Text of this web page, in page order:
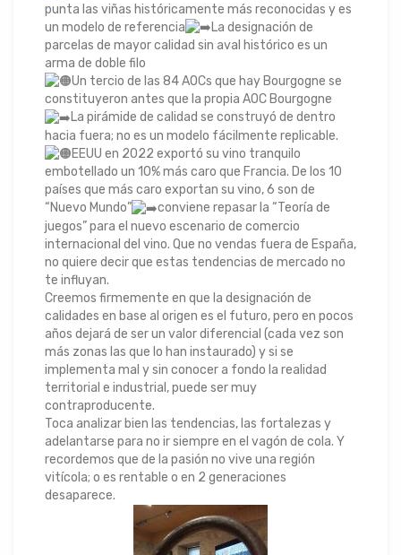
punta las viñas históricamente más reconocidas y es
un modelo de referencia
La designación de
parcelas de mayor calidad sin aval histórico es un
arma de doble filo
Un tercio de las 84 AOCs que hay Bourgogne se
constituyeron antes que la propia AOC Bourgogne
La pirámide de calidad se construyó de dentro
hacia fuera; no es un modelo fácilmente replicable.
EEUU en 2022 exportó su vino tranquilo
embotellado un 10% más caro que Francia. De los 10
países que más caro exportan su vino, 6 son de
“Nuevo Mundo”
conviene repasar la “Teoría de
juegos” para el nuevo escenario de comercio
internacional del vino. Que no vendas fuera de España,
no quiere decir que estas tendencias de mercado no
te influyan.
Creemos firmemente en que la designación de
calidades en base al origen es el futuro, pero en pocos
años dejará de ser un valor diferencial (cada vez son
más zonas las que lo han instaurado) y si se
implementa mal y sin conocer a fondo la realidad
territorial e industrial, puede ser muy
contraproducente.
Toca analizar bien las tendencias, las fortalezas y
adelantarse para no ir siempre en el vagón de cola. Y
recordemos que de la pasión no vive una región
vitícola; o es rentable o en 2 generaciones
desaparece.